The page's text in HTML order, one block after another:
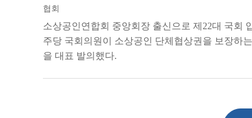
협회
소상공인연합회 중앙회장 출신으로 제22대 국회
주당 국회의원이 소상공인 단체협상권을 보장하
을 대표 발의했다.